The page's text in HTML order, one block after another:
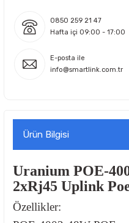
0850 259 21 47
Hafta içi 09:00 - 17:00
E-posta ile
info@smartlink.com.tr
Ürün Bilgisi
Uranium POE-
2xRj45 Uplink
Özellikler: